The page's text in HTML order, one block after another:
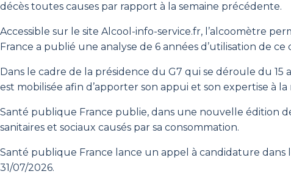
décès toutes causes par rapport à la semaine précédente.
Accessible sur le site Alcool-info-service.fr, l’alcoomètre
France a publié une analyse de 6 années d’utilisation de ce
Dans le cadre de la présidence du G7 qui se déroule du 15
est mobilisée afin d’apporter son appui et son expertise à
Santé publique France publie, dans une nouvelle édition
sanitaires et sociaux causés par sa consommation.
Santé publique France lance un appel à candidature
31/07/2026.